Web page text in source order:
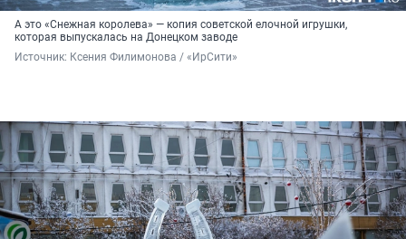
А это «Снежная королева» — копия советской елочной игрушки,
которая выпускалась на Донецком заводе
Источник: Ксения Филимонова / «ИрСити»